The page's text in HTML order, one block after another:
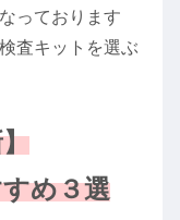
っております
査キットを選ぶ
め３選